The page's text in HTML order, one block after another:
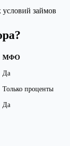
условий займов
МФО
Да
Только проценты
Да